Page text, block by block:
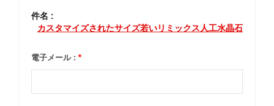
件名 :
カスタマイズされたサイズ若いリミックス人工水晶石
電子メール : *